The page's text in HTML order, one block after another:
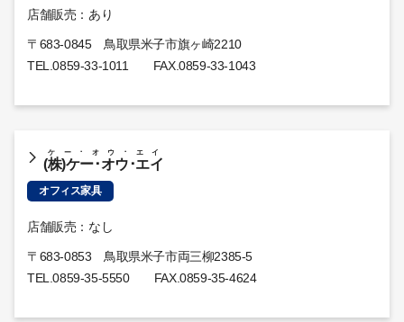
店舗販売：あり
〒683-0845 鳥取県米子市旗ヶ崎2210
TEL.0859-33-1011 FAX.0859-33-1043
(株)ケー･オウ･エイ
ケー･オウ･エイ
オフィス家具
店舗販売：なし
〒683-0853 鳥取県米子市両三柳2385-5
TEL.0859-35-5550FAX.0859-35-4624